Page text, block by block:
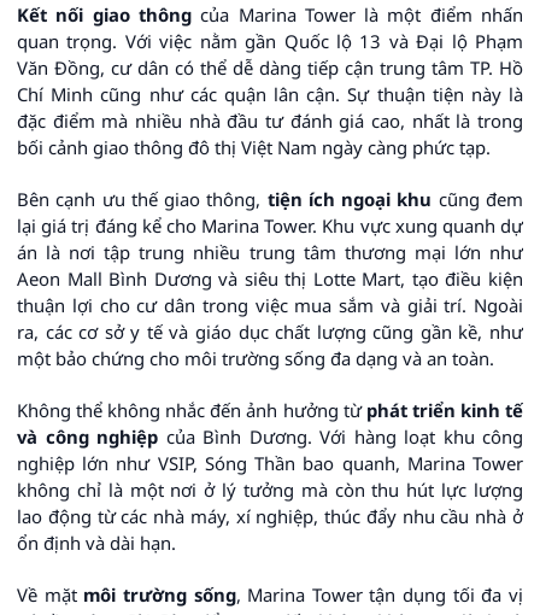
Kết nối giao thôngcủa Marina Tower là một điểm nhấn
quan trọng. Với việc nằm gần Quốc lộ 13 và Đại lộ Phạm
Văn Đồng, cư dân có thể dễ dàng tiếp cận trung tâm TP. Hồ
Chí Minh cũng như các quận lân cận. Sự thuận tiện này là
đặc điểm mà nhiều nhà đầu tư đánh giá cao, nhất là trong
bối cảnh giao thông đô thị Việt Nam ngày càng phức tạp.
Bên cạnh ưu thế giao thông, tiện ích ngoại khu cũng đem
lại giá trị đáng kể cho Marina Tower. Khu vực xung quanh dự
án là nơi tập trung nhiều trung tâm thương mại lớn như
Aeon Mall Bình Dương và siêu thị Lotte Mart, tạo điều kiện
thuận lợi cho cư dân trong việc mua sắm và giải trí. Ngoài
ra, các cơ sở y tế và giáo dục chất lượng cũng gần kề, như
một bảo chứng cho môi trường sống đa dạng và an toàn.
Không thể không nhắc đến ảnh hưởng từ phát triển kinh tế
và công nghiệp của Bình Dương. Với hàng loạt khu công
nghiệp lớn như VSIP, Sóng Thần bao quanh, Marina Tower
không chỉ là một nơi ở lý tưởng mà còn thu hút lực lượng
lao động từ các nhà máy, xí nghiệp, thúc đẩy nhu cầu nhà ở
ổn định và dài hạn.
Về mặt môi trường sống, Marina Tower tận dụng tối đa vị